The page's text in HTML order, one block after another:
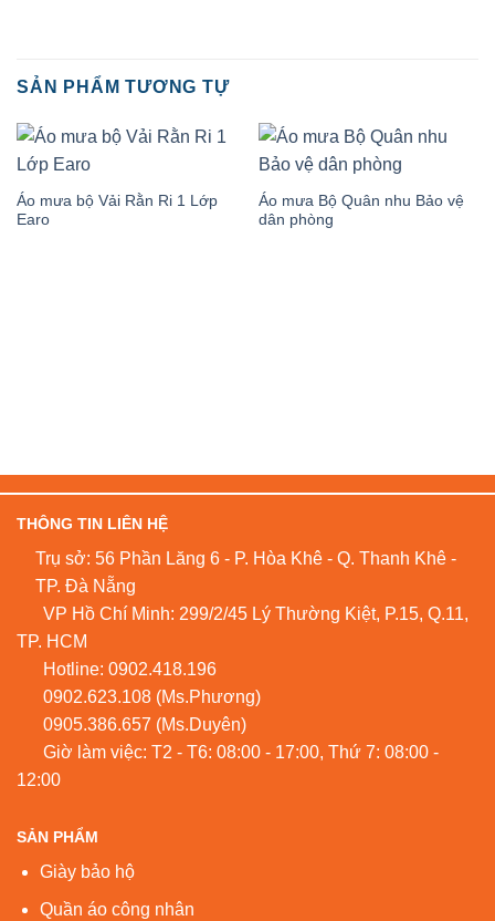
SẢN PHẨM TƯƠNG TỰ
Áo mưa bộ Vải Rằn Ri 1 Lớp
Earo
Áo mưa Bộ Quân nhu Bảo vệ
dân phòng
THÔNG TIN LIÊN HỆ
Trụ sở: 56 Phần Lăng 6 - P. Hòa Khê - Q. Thanh Khê -
TP. Đà Nẵng
VP Hồ Chí Minh: 299/2/45 Lý Thường Kiệt, P.15, Q.11,
TP. HCM
Hotline: 0902.418.196
0902.623.108 (Ms.Phương)
0905.386.657 (Ms.Duyên)
Giờ làm việc: T2 - T6: 08:00 - 17:00, Thứ 7: 08:00 -
12:00
SẢN PHẨM
Giày bảo hộ
Quần áo công nhân